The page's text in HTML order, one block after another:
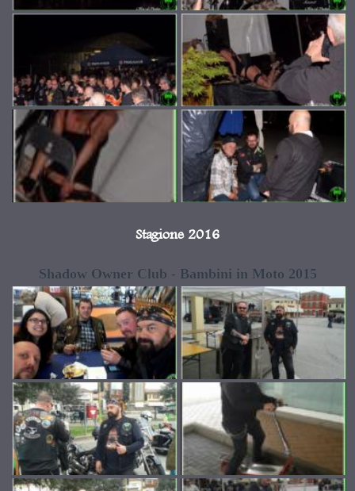
Stagione 2016
Shadow Owner Club - Bambini in Moto 2015